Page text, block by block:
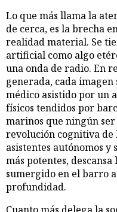
Lo que más llama la
de cerca, es la brecha
realidad material. Se
artificial como algo
una onda de radio. En
generada, cada
médico asistido por un
físicos tendidos por
marinos que ningún
revolución cognitiva de
asistentes autónomos y
más potentes,
sumergido en el barro
profundidad.
Cuanto más delega la